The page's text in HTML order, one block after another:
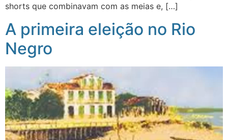
shorts que combinavam com as meias e, […]
A primeira eleição no Rio
Negro